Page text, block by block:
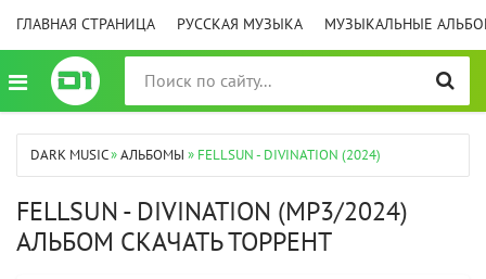
ГЛАВНАЯ СТРАНИЦА РУССКАЯ МУЗЫКА МУЗЫКАЛЬНЫЕ
DARK MUSIC»АЛЬБОМЫ » FELLSUN - DIVINATION (2024)
FELLSUN - DIVINATION (MP3/2024)
АЛЬБОМ СКАЧАТЬ ТОРРЕНТ